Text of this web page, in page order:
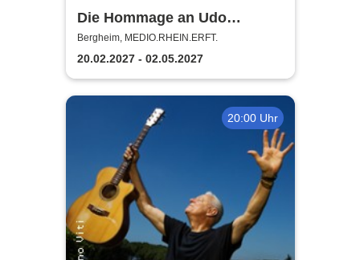
Die Hommage an Udo
Jürgens - Das Konzert mit
Alex Parker
Bergheim, MEDIO.RHEIN.ERFT.
20.02.2027 - 02.05.2027
20:00 Uhr